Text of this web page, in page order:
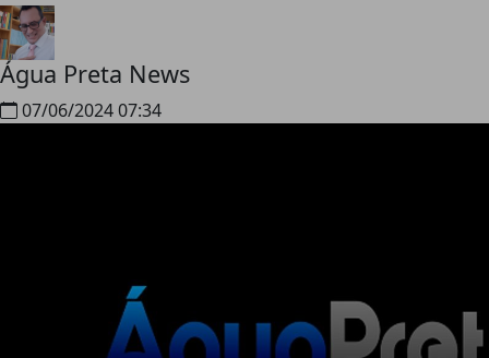
Água Preta News
07/06/2024 07:34